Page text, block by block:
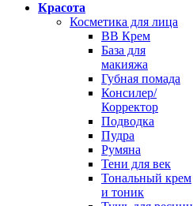
Красота
Косметика для лица
BB Крем
База для
макияжа
Губная помада
Консилер/
Корректор
Подводка
Пудра
Румяна
Тени для век
Тональный крем
и тоник